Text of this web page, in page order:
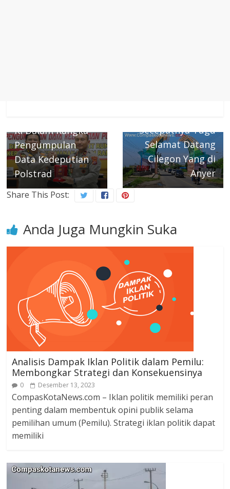
RI Dalam Rangka
Pengumpulan
Data Kedeputian
Polstrad
Secepatnya Tugu
Selamat Datang
Cilegon Yang di
Anyer
Share This Post:
Anda Juga Mungkin Suka
Analisis Dampak Iklan Politik dalam Pemilu:
Membongkar Strategi dan Konsekuensinya
0 Desember 13, 2023
CompasKotaNews.com – Iklan politik memiliki peran
penting dalam membentuk opini publik selama
pemilihan umum (Pemilu). Strategi iklan politik dapat
memiliki